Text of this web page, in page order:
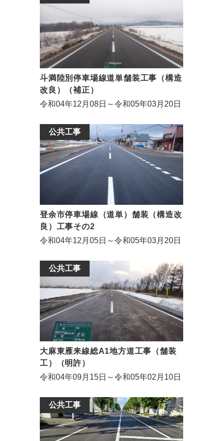
斗満陸別停車場線道単舗装工事（構造
改良）（補正）
令和04年12月08日～令和05年03月20日
公共工事
登余市停車場線（道単）舗装（構造改
良）工事その2
令和04年12月05日～令和05年03月20日
公共工事
大麻東雁来線総A1地方道工事（舗装
工）（明許）
令和04年09月15日～令和05年02月10日
公共工事